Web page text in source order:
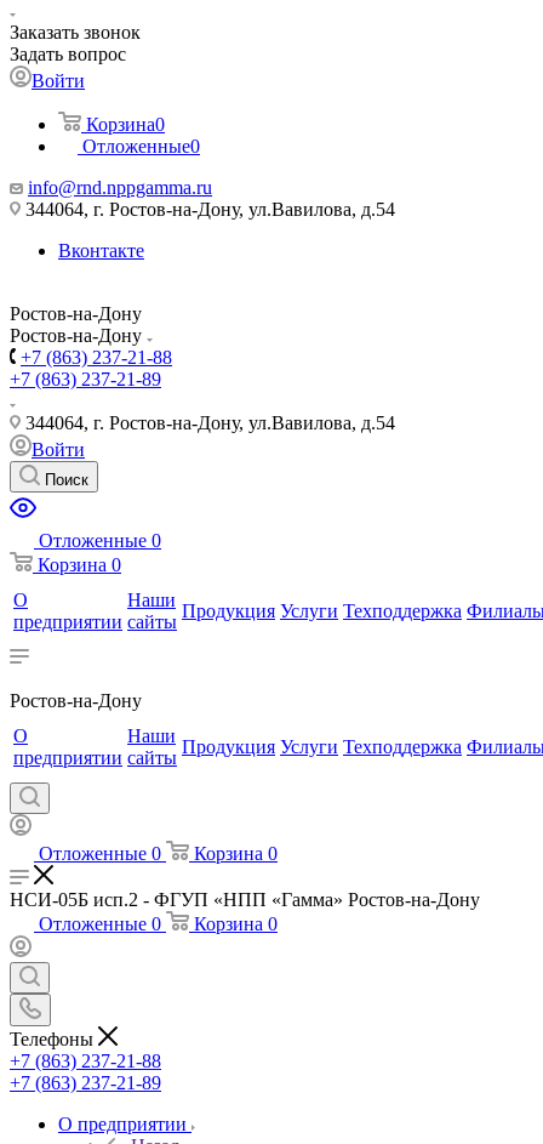
Заказать звонок
Задать вопрос
Войти
Корзина0
Отложенные0
info@rnd.nppgamma.ru
344064, г. Ростов-на-Дону, ул.Вавилова, д.54
Вконтакте
Ростов-на-Дону
Ростов-на-Дону
+7 (863) 237-21-88
+7 (863) 237-21-89
344064, г. Ростов-на-Дону, ул.Вавилова, д.54
Войти
Поиск
Отложенные 0
Корзина 0
О
предприятии
Наши
сайты
Продукция Услуги Техподдержка
Ростов-на-Дону
О
предприятии
Наши
сайты
Продукция Услуги Техподдержка
Отложенные 0 Корзина 0
НСИ-05Б исп.2 - ФГУП «НПП «Гамма» Ростов-на-Дону
Отложенные 0 Корзина 0
Телефоны
+7 (863) 237-21-88
+7 (863) 237-21-89
О предприятии